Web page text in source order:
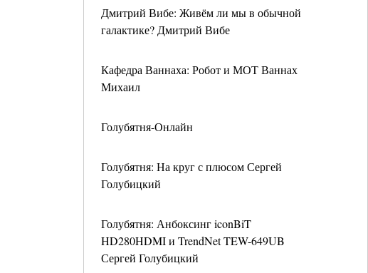
Дмитрий Вибе: Живём ли мы в обычной
галактике? Дмитрий Вибе
Кафедра Ваннаха: Робот и МОТ Ваннах
Михаил
Голубятня-Онлайн
Голубятня: На круг с плюсом Сергей
Голубицкий
Голубятня: Анбоксинг iconBiT
HD280HDMI и TrendNet TEW-649UB
Сергей Голубицкий